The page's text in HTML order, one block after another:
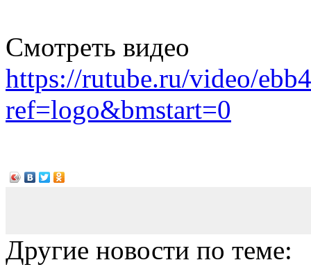
Смотреть видео
https://rutube.ru/video/
ref=logo&bmstart=0
Другие новости по теме: